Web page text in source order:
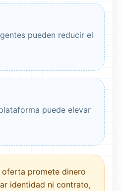
pueden reducir el
puede elevar
oferta promete dinero
identidad ni contrato,